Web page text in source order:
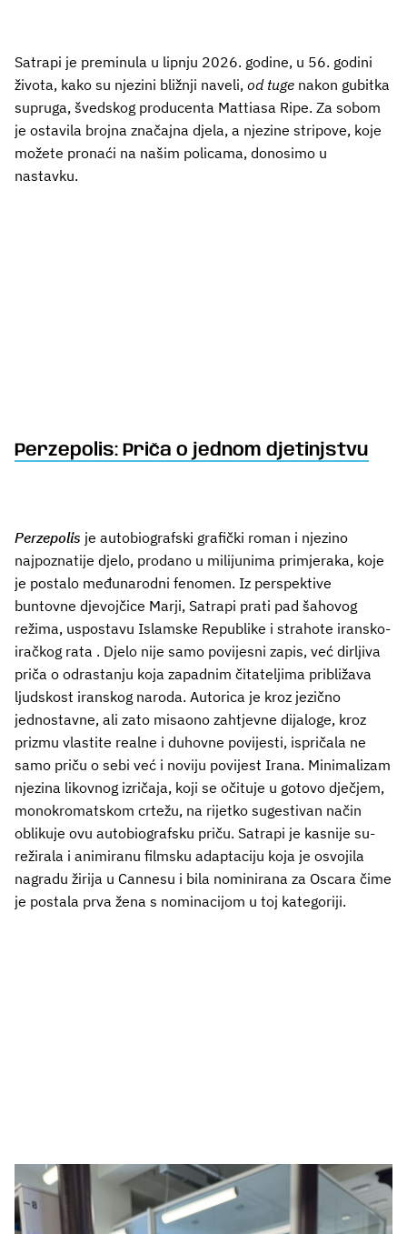
Satrapi je preminula u lipnju 2026. godine, u 56. godini
života, kako su njezini bližnji naveli, od tuge nakon gubitka
supruga, švedskog producenta Mattiasa Ripe. Za sobom
je ostavila brojna značajna djela, a njezine stripove, koje
možete pronaći na našim policama, donosimo u
nastavku.
Perzepolis: Priča o jednom djetinjstvu
Perzepolis je autobiografski grafički roman i njezino
najpoznatije djelo, prodano u milijunima primjeraka, koje
je postalo međunarodni fenomen. Iz perspektive
buntovne djevojčice Marji, Satrapi prati pad šahovog
režima, uspostavu Islamske Republike i strahote iransko-
iračkog rata . Djelo nije samo povijesni zapis, već dirljiva
priča o odrastanju koja zapadnim čitateljima približava
ljudskost iranskog naroda. Autorica je kroz jezično
jednostavne, ali zato misaono zahtjevne dijaloge, kroz
prizmu vlastite realne i duhovne povijesti, ispričala ne
samo priču o sebi već i noviju povijest Irana. Minimalizam
njezina likovnog izričaja, koji se očituje u gotovo dječjem,
monokromatskom crtežu, na rijetko sugestivan način
oblikuje ovu autobiografsku priču. Satrapi je kasnije su-
režirala i animiranu filmsku adaptaciju koja je osvojila
nagradu žirija u Cannesu i bila nominirana za Oscara čime
je postala prva žena s nominacijom u toj kategoriji.